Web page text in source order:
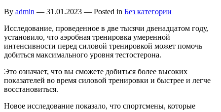
By admin — 31.01.2023 — Posted in Без категории
Исследование, проведенное в две тысячи двенадцатом году,
установило, что аэробная тренировка умеренной
интенсивности перед силовой тренировкой может помочь
добиться максимального уровня тестостерона.
Это означает, что вы сможете добиться более высоких
показателей во время силовой тренировки и быстрее и легче
восстановиться.
Новое исследование показало, что спортсмены, которые